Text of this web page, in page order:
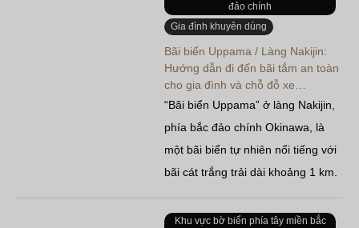
tên gọi, nơi đây trải dài những
mảnh san hô, với màu xanh ngọc
lục bảo…
đảo chính
Gia đình khuyên dùng
Bãi biển Uppama / Làng Nakijin:
Hướng dẫn đi đến bãi tắm an toàn
cho gia đình và chỗ đỗ xe…
“Bãi biển Uppama” ở làng Nakijin,
phía bắc đảo chính Okinawa, là
một bãi biển tự nhiên nổi tiếng với
bãi cát trắng trải dài khoảng 1 km.
Nơi đây nổi bật với làn nước trong
vắt và địa hình đáy biển nông, thu
Khu vực bờ biển phía tây miền bắc